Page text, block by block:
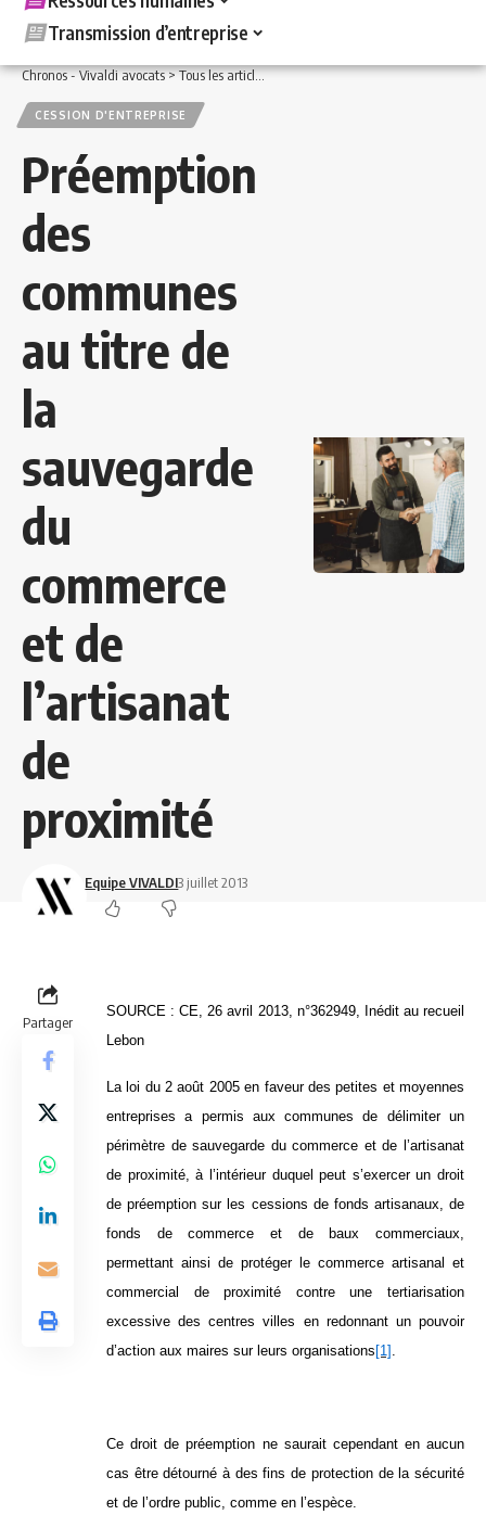
Transmission d’entreprise
Chronos - Vivaldi avocats>Tous les articles >Transmission d'entreprise>
CESSION D'ENTREPRISE
Préemption
des
communes
au titre de
la
sauvegarde
du
commerce
et de
l’artisanat
de
proximité
Equipe VIVALDI3 juillet 2013
Partager
SOURCE : CE, 26 avril 2013, n°362949, Inédit au recueil
Lebon
La loi du 2 août 2005 en faveur des petites et moyennes
entreprises a permis aux communes de délimiter un
périmètre de sauvegarde du commerce et de l’artisanat
de proximité, à l’intérieur duquel peut s’exercer un droit
de préemption sur les cessions de fonds artisanaux, de
fonds de commerce et de baux commerciaux,
permettant ainsi de protéger le commerce artisanal et
commercial de proximité contre une tertiarisation
excessive des centres villes en redonnant un pouvoir
d’action aux maires sur leurs organisations [1] .
Ce droit de préemption ne saurait cependant en aucun
cas être détourné à des fins de protection de la sécurité
et de l’ordre public, comme en l’espèce.